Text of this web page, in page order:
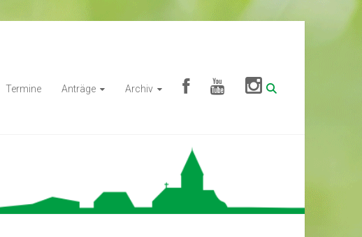
Termine Anträge Archiv